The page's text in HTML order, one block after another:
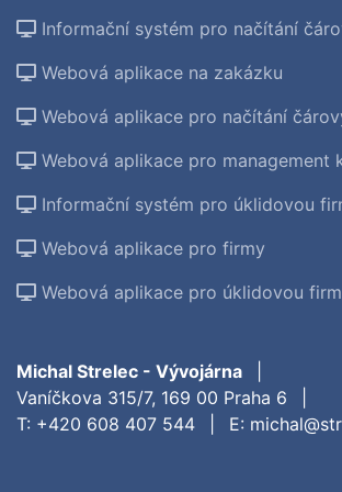
Informační systém pro načítání
Webová aplikace na zakázku
Webová aplikace pro načítání
Webová aplikace pro management
Informační systém pro úklidovou
Webová aplikace pro firmy
Webová aplikace pro úklidovou
Michal Strelec - Vývojárna
Vaníčkova 315/7, 169 00 Praha 6
T: +420 608 407 544 E: